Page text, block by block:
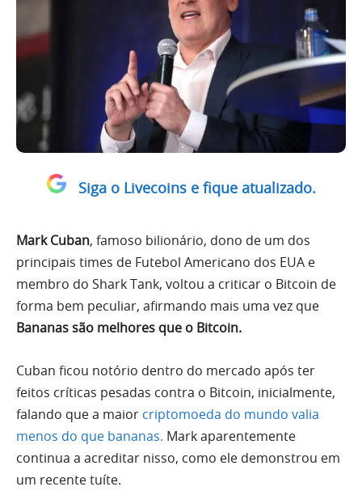
Siga o Livecoins e fique atualizado.
Mark Cuban, famoso bilionário, dono de um dos
principais times de Futebol Americano dos EUA e
membro do Shark Tank, voltou a criticar o Bitcoin de
forma bem peculiar, afirmando mais uma vez que
Bananas são melhores que o Bitcoin.
Cuban ficou notório dentro do mercado após ter
feitos críticas pesadas contra o Bitcoin, inicialmente,
falando que a maior criptomoeda do mundo valia
menos do que bananas. Mark aparentemente
continua a acreditar nisso, como ele demonstrou em
um recente tuíte.